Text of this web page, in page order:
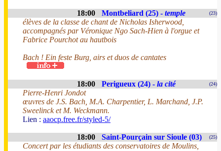
18:00 Montbeliard (25) - temple (23)
élèves de la classe de chant de Nicholas Isherwood,
accompagnés par Véronique Ngo Sach-Hien à l'orgue et
Fabrice Pourchot au hautbois
Bach ! Ein feste Burg, airs et duos de cantates
18:00 Perigueux (24) - la cité (24)
Pierre-Henri Jondot
œuvres de J.S. Bach, M.A. Charpentier, L. Marchand, J.P.
Sweelinck et M. Weckmann.
Lien : aaocp.free.fr/styled-5/
18:00 Saint-Pourçain sur Sioule (03) (25)
Concert par les étudiants des conservatoires de Moulins,